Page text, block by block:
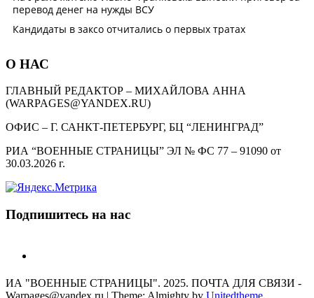
О НАС
ГЛАВНЫЙ РЕДАКТОР – МИХАЙЛОВА АННА
(WARPAGES@YANDEX.RU)
ОФИС – Г. САНКТ-ПЕТЕРБУРГ, БЦ “ЛЕНИНГРАД”
РИА “ВОЕННЫЕ СТРАНИЦЫ” ЭЛ № ФС 77 – 91090 от
30.03.2026 г.
Подпишитесь на нас
ИА "ВОЕННЫЕ СТРАНИЦЫ". 2025. ПОЧТА ДЛЯ СВЯЗИ -
Warpages@yandex.ru | Theme: Almighty by Unitedtheme.